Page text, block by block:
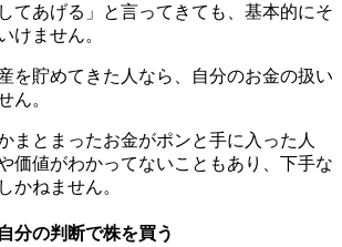
てあげる」と言ってきても、基本的にそ
けません。
を貯めてきた人なら、自分のお金の扱い
ん。
まとまったお金がポンと手に入った人
価値がわかってないこともあり、下手な
かねません。
分の判断で株を買う